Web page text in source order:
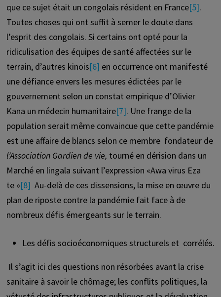
que ce sujet était un congolais résident en France[5].
Toutes choses qui ont suffit à semer le doute dans
l’esprit des congolais. Si certains ont opté pour la
ridiculisation des équipes de santé affectées sur le
terrain, d’autres kinois[6] en occurrence ont manifesté
une défiance envers les mesures édictées par le
gouvernement selon un constat empirique d’Olivier
Kana un médecin humanitaire[7]. Une frange de la
population serait même convaincue que cette pandémie
est une affaire de blancs selon ce membre fondateur de
l’Association Gardien de vie, tourné en dérision dans un
Marché en lingala suivant l’expression «Awa virus Eza
te »[8] Au-delà de ces dissensions, la mise en œuvre du
plan de riposte contre la pandémie fait face à de
nombreux défis émergeants sur le terrain.
Les défis socioéconomiques structurels et corrélés.
Il s’agit ici des questions non résorbées avant la crise
sanitaire à savoir le chômage; les conflits politiques, la